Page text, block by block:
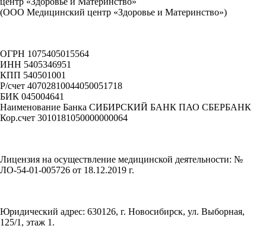
(ООО Медицинский центр «Здоровье и Материнство»)
ОГРН 1075405015564
ИНН 5405346951
КПП 540501001
Р/счет 40702810044050051718
БИК 045004641
Наименование Банка СИБИРСКИЙ БАНК ПАО СБЕРБАНК
Кор.счет 3010181050000000064
Лицензия на осуществление медицинской деятельности: №
ЛО-54-01-005726 от 18.12.2019 г.
Юридический адрес: 630126, г. Новосибирск, ул. Выборная,
125/1, этаж 1.